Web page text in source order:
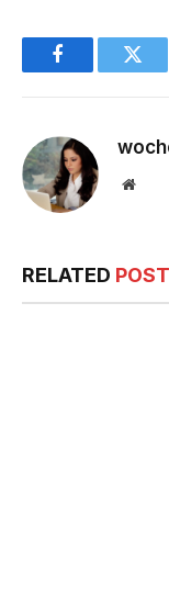
Facebook
RELATED